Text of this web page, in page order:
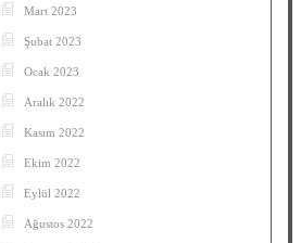
Mart 2023
Şubat 2023
Ocak 2023
Aralık 2022
Kasım 2022
Ekim 2022
Eylül 2022
Ağustos 2022